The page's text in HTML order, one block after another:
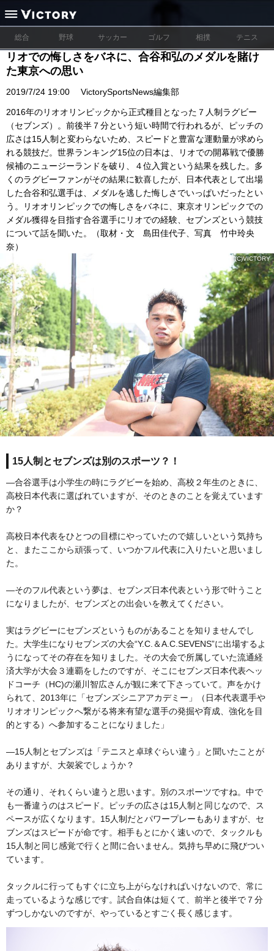
総合 野球 サッカー ゴルフ 相撲 テニス
リオでの悔しさをバネに、合谷和弘のメダルを賭け
た東京への思い
2019/7/24 19:00 VictorySportsNews編集部
2016年のリオオリンピックから正式種目となった７人制ラグビー
（セブンズ）。前後半７分という短い時間で行われるが、ピッチの
広さは15人制と変わらないため、スピードと豊富な運動量が求めら
れる競技だ。世界ランキング15位の日本は、リオでの開幕戦で優勝
候補のニュージーランドを破り、４位入賞という結果を残した。多
くのラグビーファンがその結果に歓喜したが、日本代表として出場
した合谷和弘選手は、メダルを逃した悔しさでいっぱいだったとい
う。リオオリンピックでの悔しさをバネに、東京オリンピックでの
メダル獲得を目指す合谷選手にリオでの経験、セブンズという競技
について話を聞いた。（取材・文 島田佳代子、写真 竹中玲央
奈）
(C)VICTORY
15人制とセブンズは別のスポーツ？！
―合谷選手は小学生の時にラグビーを始め、高校２年生のときに、
高校日本代表に選ばれていますが、そのときのことを覚えています
か？
高校日本代表をひとつの目標にやっていたので嬉しいという気持ち
と、またここから頑張って、いつかフル代表に入りたいと思いまし
た。
―そのフル代表という夢は、セブンズ日本代表という形で叶うこと
になりましたが、セブンズとの出会いを教えてください。
実はラグビーにセブンズというものがあることを知りませんでし
た。大学生になりセブンズの大会“Y.C.＆A.C.SEVENS”に出場するよ
うになってその存在を知りました。その大会で所属していた流通経
済大学が大会３連覇をしたのですが、そこにセブンズ日本代表ヘッ
ドコーチ（HC)の瀬川智広さんが観に来て下さっていて。声をかけ
られて、2013年に「セブンズシニアアカデミー」（日本代表選手や
リオオリンピックへ繋がる将来有望な選手の発掘や育成、強化を目
的とする）へ参加することになりました」
―15人制とセブンズは「テニスと卓球ぐらい違う」と聞いたことが
ありますが、大袈裟でしょうか？
その通り、それくらい違うと思います。別のスポーツですね。中で
も一番違うのはスピード。ピッチの広さは15人制と同じなので、ス
ペースが広くなります。15人制だとパワープレーもありますが、セ
ブンズはスピードが命です。相手もとにかく速いので、タックルも
15人制と同じ感覚で行くと間に合いません。気持ち早めに飛びつい
ています。
タックルに行ってもすぐに立ち上がらなければいけないので、常に
走っているような感じです。試合自体は短くて、前半と後半で７分
ずつしかないのですが、やっているとすごく長く感じます。